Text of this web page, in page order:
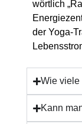
wörtlich
der Yoga-
Wie viele
Kann